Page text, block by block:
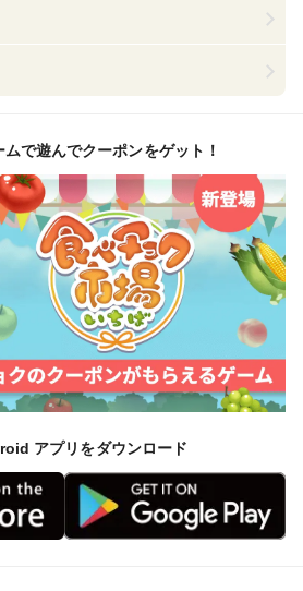
で遊んでクーポンをゲット！
アプリをダウンロード